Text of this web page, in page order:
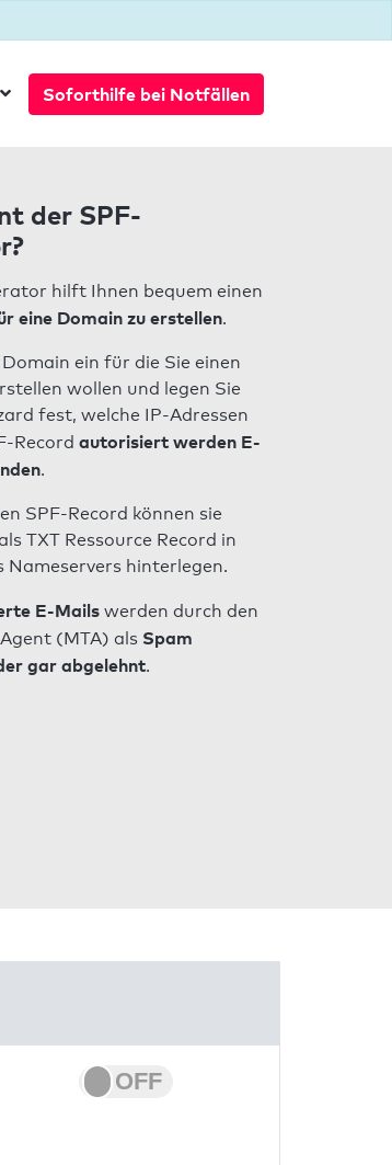
Soforthilfe bei Notfällen
der SPF-
hilft Ihnen bequem einen
eine Domain zu erstellen.
ein für die Sie einen
wollen und legen Sie
fest, welche IP-Adressen
Record autorisiert werden E-
.
SPF-Record können sie
TXT Ressource Record in
Nameservers hinterlegen.
E-Mails werden durch den
(MTA) als Spam
gar abgelehnt.